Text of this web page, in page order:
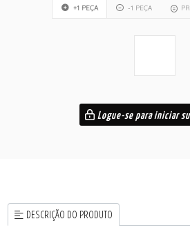
+1 PEÇA -1 PEÇA
Logue-se para iniciar
DESCRIÇÃO DO PRODUTO